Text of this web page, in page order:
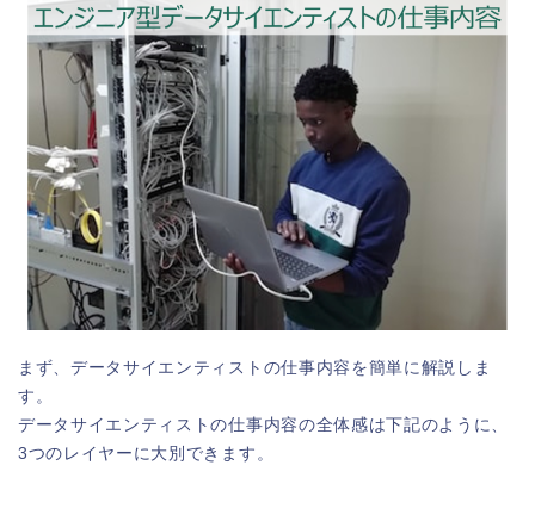
まず、データサイエンティストの仕事内容を簡単に解説しま
す。
データサイエンティストの仕事内容の全体感は下記のように、
3つのレイヤーに大別できます。